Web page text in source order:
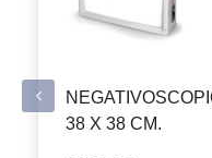
38 X 38 CM.